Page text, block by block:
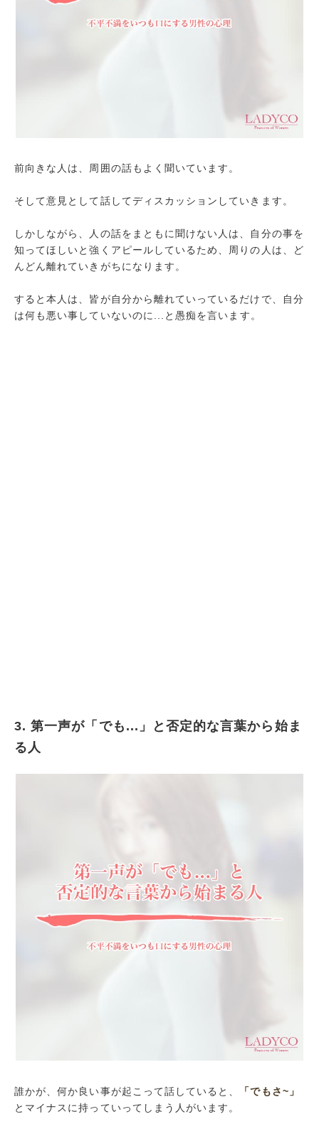
前向きな人は、周囲の話もよく聞いています。
そして意見として話してディスカッションしていきます。
しかしながら、人の話をまともに聞けない人は、自分の事を
知ってほしいと強くアピールしているため、周りの人は、ど
んどん離れていきがちになります。
すると本人は、皆が自分から離れていっているだけで、自分
は何も悪い事していないのに...と愚痴を言います。
3. 第一声が「でも...」と否定的な言葉から始ま
る人
誰かが、何か良い事が起こって話していると、
「でもさ~」
とマイナスに持っていってしまう人がいます。